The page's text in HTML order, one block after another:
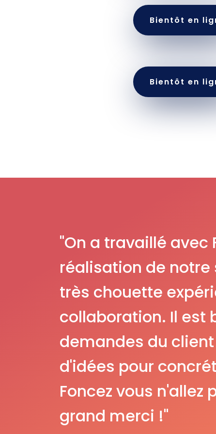
Bientôt en
Bientôt en
"On a travaillé avec
réalisation de
très chouette
collaboration. Il est
demandes du
d'idées pour
Foncez vous n'allez
grand merci !"